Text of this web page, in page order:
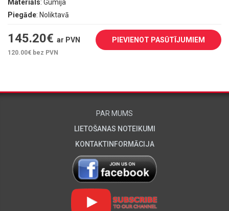
Materiāls: Gumija
Piegāde: Noliktavā
145.20€ ar PVN
120.00€ bez PVN
PIEVIENOT PASŪTĪJUMIEM
PAR MUMS
LIETOŠANAS NOTEIKUMI
KONTAKTINFORMĀCIJA